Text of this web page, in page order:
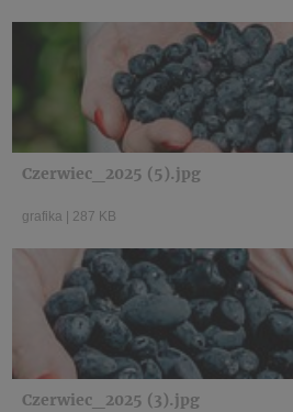
Czerwiec_2025 (5).jpg
grafika 287 KB
Czerwiec_2025 (3).jpg